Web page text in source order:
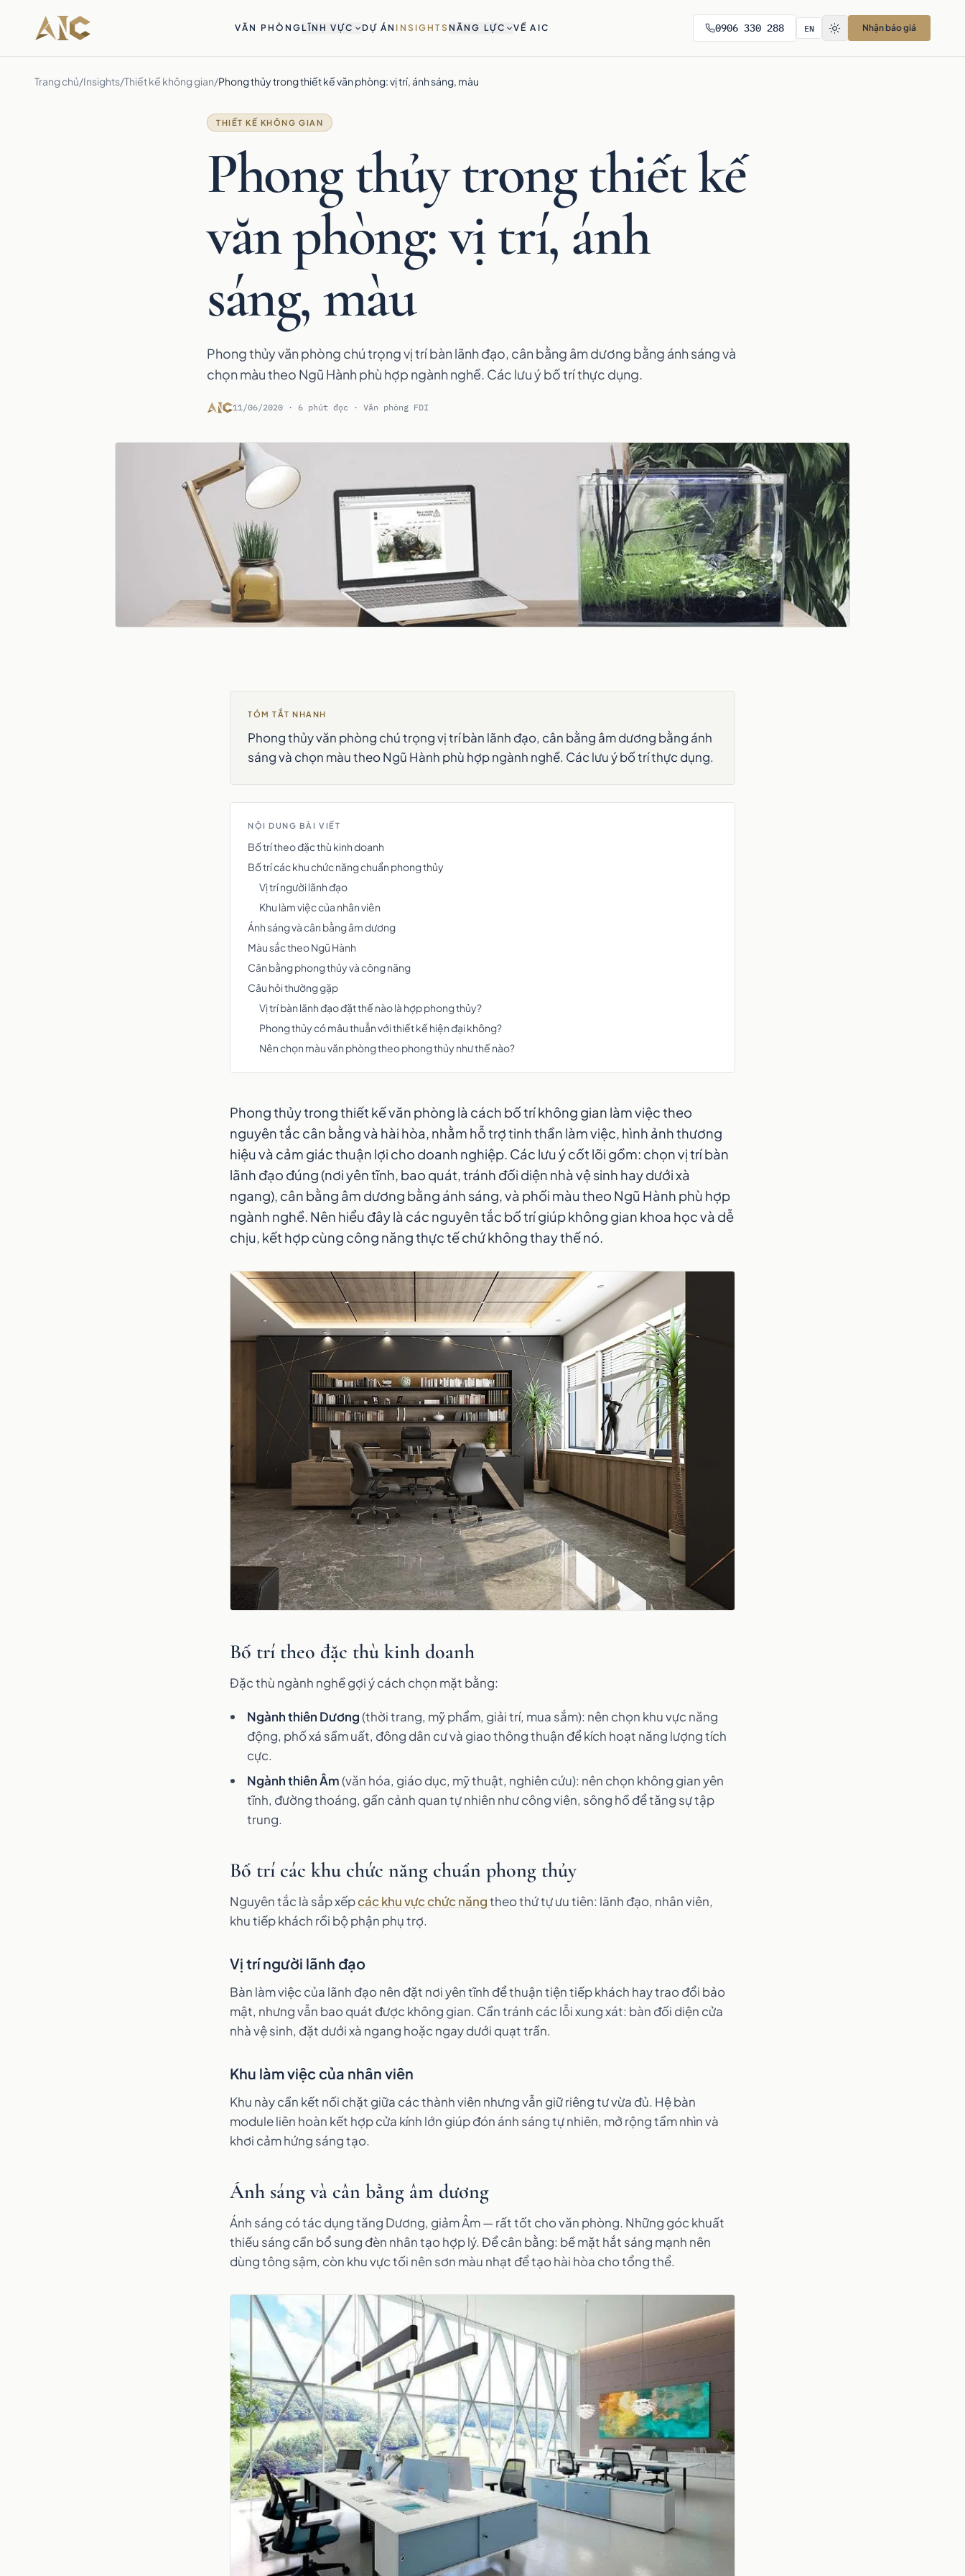
Bỏ qua tới nội dung
VĂN PHÒNG LĨNH VỰC DỰ ÁN INSIGHTS NĂNG LỰC VỀ AIC 0906 330 288 EN Nhận báo giá
Trang chủ/Insights/Thiết kế không gian/Phong thủy trong thiết kế văn phòng: vị trí, ánh sáng, màu
THIẾT KẾ KHÔNG GIAN
Phong thủy trong thiết kế
văn phòng: vị trí, ánh
sáng, màu
Phong thủy văn phòng chú trọng vị trí bàn lãnh đạo, cân bằng âm dương bằng ánh sáng và
chọn màu theo Ngũ Hành phù hợp ngành nghề. Các lưu ý bố trí thực dụng.
11/06/2020 · 6 phút đọc · Văn phòng FDI
TÓM TẮT NHANH
Phong thủy văn phòng chú trọng vị trí bàn lãnh đạo, cân bằng âm dương bằng ánh
sáng và chọn màu theo Ngũ Hành phù hợp ngành nghề. Các lưu ý bố trí thực dụng.
NỘI DUNG BÀI VIẾT
Bố trí theo đặc thù kinh doanh
Bố trí các khu chức năng chuẩn phong thủy
Vị trí người lãnh đạo
Khu làm việc của nhân viên
Ánh sáng và cân bằng âm dương
Màu sắc theo Ngũ Hành
Cân bằng phong thủy và công năng
Câu hỏi thường gặp
Vị trí bàn lãnh đạo đặt thế nào là hợp phong thủy?
Phong thủy có mâu thuẫn với thiết kế hiện đại không?
Nên chọn màu văn phòng theo phong thủy như thế nào?
Phong thủy trong thiết kế văn phòng là cách bố trí không gian làm việc theo
nguyên tắc cân bằng và hài hòa, nhằm hỗ trợ tinh thần làm việc, hình ảnh thương
hiệu và cảm giác thuận lợi cho doanh nghiệp. Các lưu ý cốt lõi gồm: chọn vị trí bàn
lãnh đạo đúng (nơi yên tĩnh, bao quát, tránh đối diện nhà vệ sinh hay dưới xà
ngang), cân bằng âm dương bằng ánh sáng, và phối màu theo Ngũ Hành phù hợp
ngành nghề. Nên hiểu đây là các nguyên tắc bố trí giúp không gian khoa học và dễ
chịu, kết hợp cùng công năng thực tế chứ không thay thế nó.
Bố trí theo đặc thù kinh doanh
Đặc thù ngành nghề gợi ý cách chọn mặt bằng:
Ngành thiên Dương(thời trang, mỹ phẩm, giải trí, mua sắm): nên chọn khu vực năng
động, phố xá sầm uất, đông dân cư và giao thông thuận để kích hoạt năng lượng tích
cực.
Ngành thiên Âm(văn hóa, giáo dục, mỹ thuật, nghiên cứu): nên chọn không gian yên
tĩnh, đường thoáng, gần cảnh quan tự nhiên như công viên, sông hồ để tăng sự tập
trung.
Bố trí các khu chức năng chuẩn phong thủy
Nguyên tắc là sắp xếpcác khu vực chức năngtheo thứ tự ưu tiên: lãnh đạo, nhân viên,
khu tiếp khách rồi bộ phận phụ trợ.
Vị trí người lãnh đạo
Bàn làm việc của lãnh đạo nên đặt nơi yên tĩnh để thuận tiện tiếp khách hay trao đổi bảo
mật, nhưng vẫn bao quát được không gian. Cần tránh các lỗi xung xát: bàn đối diện cửa
nhà vệ sinh, đặt dưới xà ngang hoặc ngay dưới quạt trần.
Khu làm việc của nhân viên
Khu này cần kết nối chặt giữa các thành viên nhưng vẫn giữ riêng tư vừa đủ. Hệ bàn
module liên hoàn kết hợp cửa kính lớn giúp đón ánh sáng tự nhiên, mở rộng tầm nhìn và
khơi cảm hứng sáng tạo.
Ánh sáng và cân bằng âm dương
Ánh sáng có tác dụng tăng Dương, giảm Âm — rất tốt cho văn phòng. Những góc khuất
thiếu sáng cần bổ sung đèn nhân tạo hợp lý. Để cân bằng: bề mặt hắt sáng mạnh nên
dùng tông sậm, còn khu vực tối nên sơn màu nhạt để tạo hài hòa cho tổng thể.